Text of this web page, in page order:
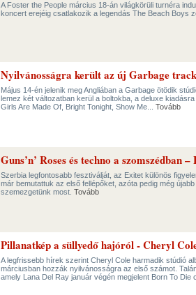
A Foster the People március 18-án világkörüli turnéra
koncert erejéig csatlakozik a legendás The Beach Boys
Nyilvánosságra került az új Garbage
Május 14-én jelenik meg Angliában a Garbage ötödik
lemez két változatban kerül a boltokba, a deluxe
Girls Are Made Of, Bright Tonight, Show Me... Tovább
Guns’n’ Roses és techno a szomszédban
Szerbia legfontosabb fesztiválját, az Exitet különös
már bemutattuk az első fellépőket, azóta pedig még
szemezgetünk most. Tovább
Pillanatkép a süllyedő hajóról - Cheryl
A legfrissebb hírek szerint Cheryl Cole harmadik stúdió
márciusban hozzák nyilvánosságra az első számot.
amely Lana Del Ray január végén megjelent Born To Die